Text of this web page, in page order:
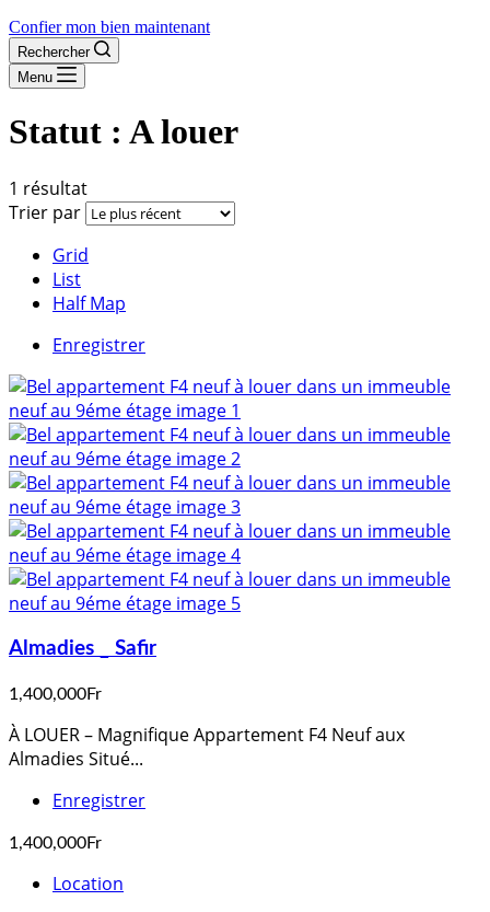
Confier mon bien maintenant
Rechercher
Menu
Statut : A louer
1 résultat
Trier par
Grid
List
Half Map
Enregistrer
Almadies _ Safir
1,400,000Fr
À LOUER – Magnifique Appartement F4 Neuf aux
Almadies Situé...
Enregistrer
1,400,000Fr
Location